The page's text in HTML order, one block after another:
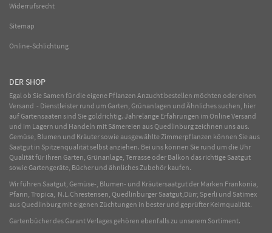
Widerrufsrecht
Sitemap
Online-Schlichtung
DER SHOP
Egal ob Sie Samen für die eigene Pflanzen Anzucht bestellen möchten oder einen
Versand - Dienstleister rund um Garten, Grünanlagen und Ähnliches suchen, hier
auf Gartensaaten sind Sie goldrichtig. Jahrelange Erfahrungen im OnlineVersand
und im Lagern und Handeln mit Sämereien aus Quedlinburg zeichnen uns aus.
Gemüse, Blumen und Kräuter sowie ausgewählteZimmerpflanzen können Sie aus
Saatgut in Spitzenqualität selbst anziehen. Bei uns können Sie rund um die Uhr
Qualität für Ihren Garten, Grünanlage, Terrasse oder Balkon das richtige Saatgut
sowie Gartengeräte, Bücher und ähnliches Zubehör kaufen.
Wir führen Saatgut, Gemüse-, Blumen- und Kräutersaatgut der Marken Frankonia,
Pfann, Tropica, N.L.Chrestensen, Quedlinburger Saatgut,Dürr, Sperli und Satimex
aus Quedlinburg mit eigenen Züchtungen in bester und geprüfter Keimqualität.
Gartenbücher des Garant Verlages gehören ebenfalls zu unserem Sortiment.